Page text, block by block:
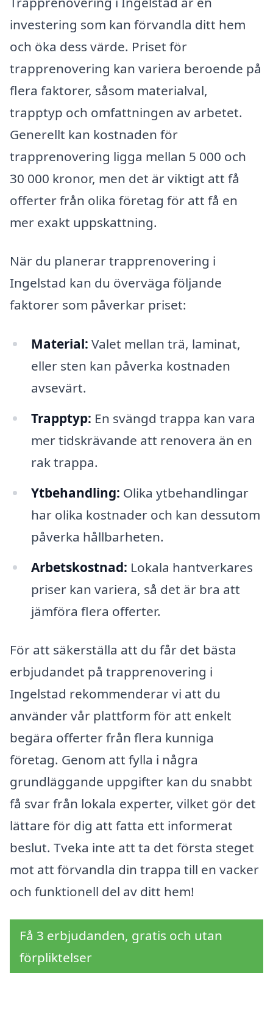
investering som kan förvandla ditt hem
och öka dess värde. Priset för
trapprenovering kan variera beroende på
flera faktorer, såsom materialval,
trapptyp och omfattningen av arbetet.
Generellt kan kostnaden för
trapprenovering ligga mellan 5 000 och
30 000 kronor, men det är viktigt att få
offerter från olika företag för att få en
mer exakt uppskattning.
När du planerar trapprenovering i
Ingelstad kan du överväga följande
faktorer som påverkar priset:
Material: Valet mellan trä, laminat,
eller sten kan påverka kostnaden
avsevärt.
Trapptyp: En svängd trappa kan vara
mer tidskrävande att renovera än en
rak trappa.
Ytbehandling: Olika ytbehandlingar
har olika kostnader och kan dessutom
påverka hållbarheten.
Arbetskostnad: Lokala hantverkares
priser kan variera, så det är bra att
jämföra flera offerter.
För att säkerställa att du får det bästa
erbjudandet på trapprenovering i
Ingelstad rekommenderar vi att du
använder vår plattform för att enkelt
begära offerter från flera kunniga
företag. Genom att fylla i några
grundläggande uppgifter kan du snabbt
få svar från lokala experter, vilket gör det
lättare för dig att fatta ett informerat
beslut. Tveka inte att ta det första steget
mot att förvandla din trappa till en vacker
och funktionell del av ditt hem!
Få 3 erbjudanden, gratis och utan
förpliktelser